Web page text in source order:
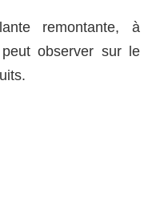
remontante, à
observer sur le